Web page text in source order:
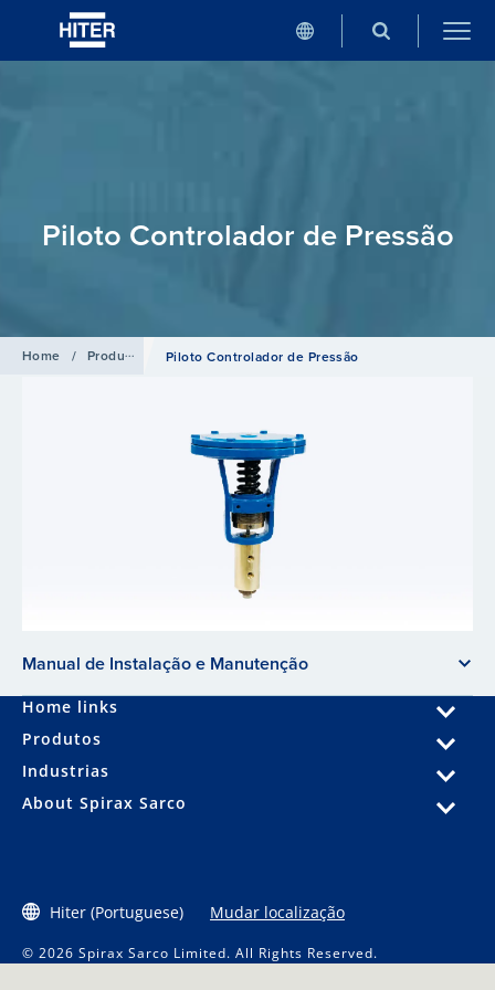
Piloto Controlador de Pressão
Home / Produtos Válvulas Reguladoras de Pressão
Piloto Controlador de Pressão
Manual de Instalação e Manutenção
Home links
Produtos
Industrias
About Spirax Sarco
Hiter (Portuguese) Mudar localização
© 2026 Spirax Sarco Limited. All Rights Reserved.